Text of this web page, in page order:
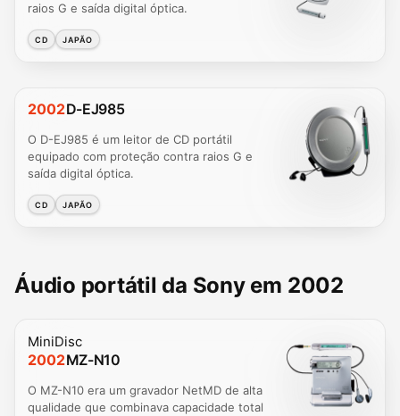
raios G e saída digital óptica.
CD JAPÃO
2002D-EJ985
O D-EJ985 é um leitor de CD portátil
equipado com proteção contra raios G e
saída digital óptica.
CD JAPÃO
Áudio portátil da Sony em 2002
MiniDisc
2002MZ-N10
O MZ-N10 era um gravador NetMD de alta
qualidade que combinava capacidade total